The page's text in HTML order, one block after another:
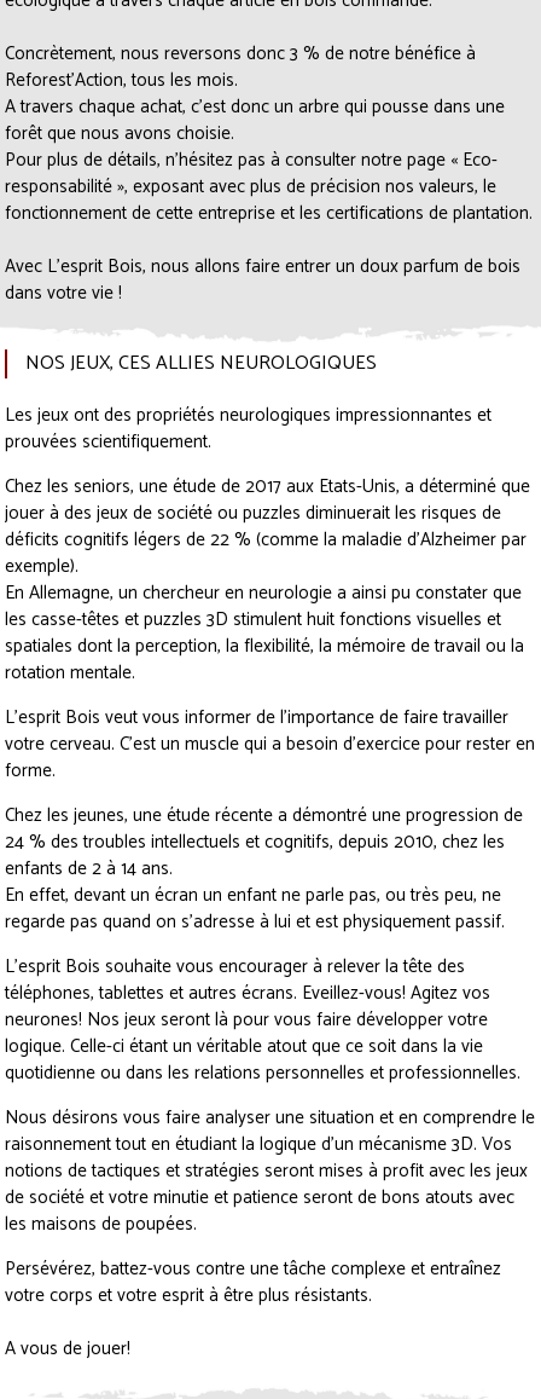
Concrètement, nous reversons donc 3 % de notre bénéfice à
Reforest’Action, tous les mois.
A travers chaque achat, c’est donc un arbre qui pousse dans une
forêt que nous avons choisie.
Pour plus de détails, n’hésitez pas à consulter notre page « Eco-
responsabilité», exposant avec plus de précision nos valeurs, le
fonctionnement de cette entreprise et les certifications de plantation.
Avec L’esprit Bois, nous allons faire entrer un doux parfum de bois
dans votre vie !
NOS JEUX, CES ALLIES NEUROLOGIQUES
Les jeux ont des propriétés neurologiques impressionnantes et
prouvées scientifiquement.
Chez les seniors, une étude de 2017 aux Etats-Unis, a déterminé que
jouer à des jeux de société ou puzzles diminuerait les risques de
déficits cognitifs légers de 22 % (comme la maladie d’Alzheimer par
exemple).
En Allemagne, un chercheur en neurologie a ainsi pu constater que
les casse-têtes et puzzles 3D stimulent huit fonctions visuelles et
spatiales dont la perception, la flexibilité, la mémoire de travail ou la
rotation mentale.
L’esprit Bois veut vous informer de l’importance de faire travailler
votre cerveau. C’est un muscle qui a besoin d’exercice pour rester en
forme.
Chez les jeunes, une étude récente a démontré une progression de
24 % des troubles intellectuels et cognitifs, depuis 2010, chez les
enfants de 2 à 14 ans.
En effet, devant un écran un enfant ne parle pas, ou très peu, ne
regarde pas quand on s’adresse à lui et est physiquement passif.
L’esprit Bois souhaite vous encourager à relever la tête des
téléphones, tablettes et autres écrans. Eveillez-vous! Agitez vos
neurones! Nos jeux seront là pour vous faire développer votre
logique. Celle-ci étant un véritable atout que ce soit dans la vie
quotidienne ou dans les relations personnelles et professionnelles.
Nous désirons vous faire analyser une situation et en comprendre le
raisonnement tout en étudiant la logique d’un mécanisme 3D. Vos
notions de tactiques et stratégies seront mises à profit avec les jeux
de société et votre minutie et patience seront de bons atouts avec
les maisons de poupées.
Persévérez, battez-vous contre une tâche complexe et entraînez
votre corps et votre esprit à être plus résistants.
A vous de jouer!